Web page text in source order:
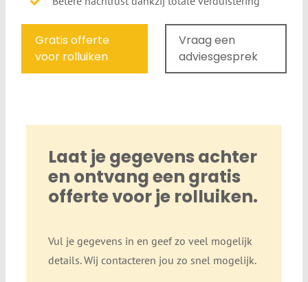
Gratis offerte
voor rolluiken
Vraag een
adviesgesprek
Laat je gegevens achter
en ontvang een gratis
offerte voor je rolluiken.
Vul je gegevens in en geef zo veel mogelijk
details. Wij contacteren jou zo snel mogelijk.